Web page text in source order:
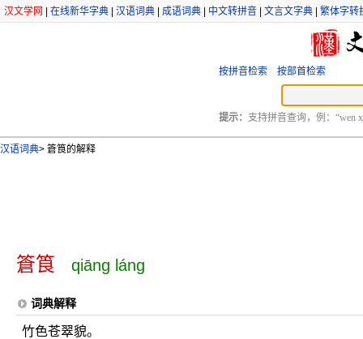
汉文学网 在线新华字典 汉语词典 成语词典 中文转拼音 文言文字典 繁体字转
按拼音检索 按部首检索
提示： 支持拼音查询，例：“wen
汉语词典> 篬筤的解释
篬筤 qiāng láng
词典解释
竹色苍翠貌。